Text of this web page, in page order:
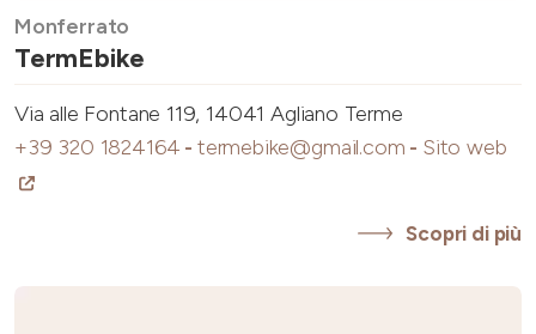
Monferrato
TermEbike
Via alle Fontane 119, 14041 Agliano Terme
+39 320 1824164 - termebike@gmail.com - Sito web
Scopri di più